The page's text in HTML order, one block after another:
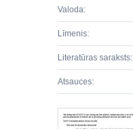
Valoda:
Līmenis:
Literatūras saraksts:
Atsauces: